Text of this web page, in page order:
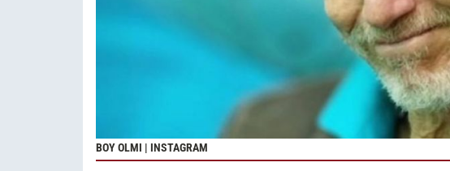
BOY OLMI | INSTAGRAM